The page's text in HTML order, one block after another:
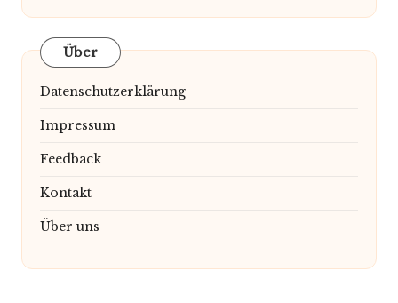
Über
Datenschutzerklärung
Impressum
Feedback
Kontakt
Über uns